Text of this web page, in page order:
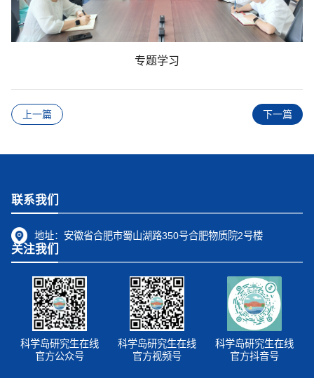
专题学习
上一篇 下一篇
联系我们
地址： 安徽省合肥市蜀山湖路350号合肥物质院2号楼
关注我们
科学岛研究生在线
官方公众号
科学岛研究生在线
官方视频号
科学岛研究生在线
官方抖音号